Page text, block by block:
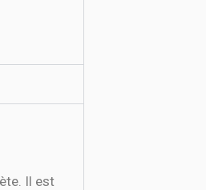
Il est